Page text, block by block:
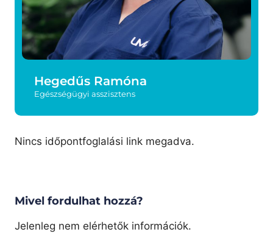
Hegedűs Ramóna
Egészségügyi asszisztens
Nincs időpontfoglalási link megadva.
Mivel fordulhat hozzá?
Jelenleg nem elérhetők információk.